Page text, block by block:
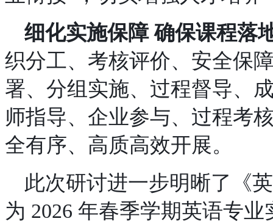
细化实施保障 确保课程落
织分工、考核评价、安全保
署、分组实施、过程督导、
师指导、企业参与、过程考
全有序、高质高效开展。
此次研讨进一步明晰了《
为 2026 年春季学期英语专